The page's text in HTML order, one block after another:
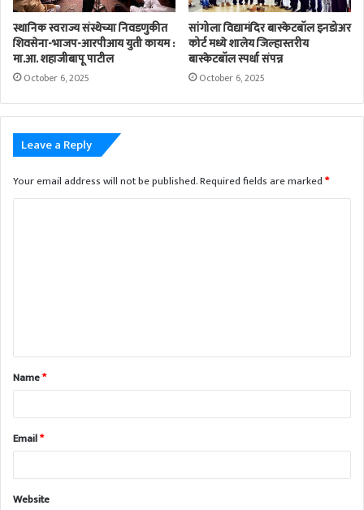
स्थानिक स्वराज्य संस्थेच्या निवडणुकीत
शिवसेना-भाजप-आरपीआय युती कायम :
मा.आ. शहाजीबापू पाटील
October 6, 2025
सांगोला विद्यामंदिर बास्केटबॉल इनडोअर
कोर्ट मध्ये शालेय जिल्हास्तरीय
बास्केटबॉल स्पर्धा संपन्न
October 6, 2025
Leave a Reply
Your email address will not be published.Required fields are marked*
Name*
Email*
Website